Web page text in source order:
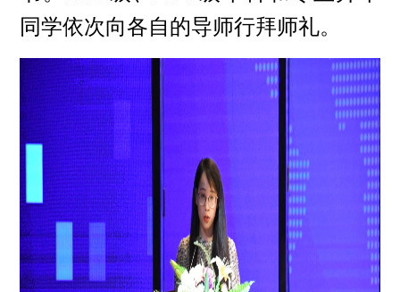
同学依次向各自的导师行拜师礼。